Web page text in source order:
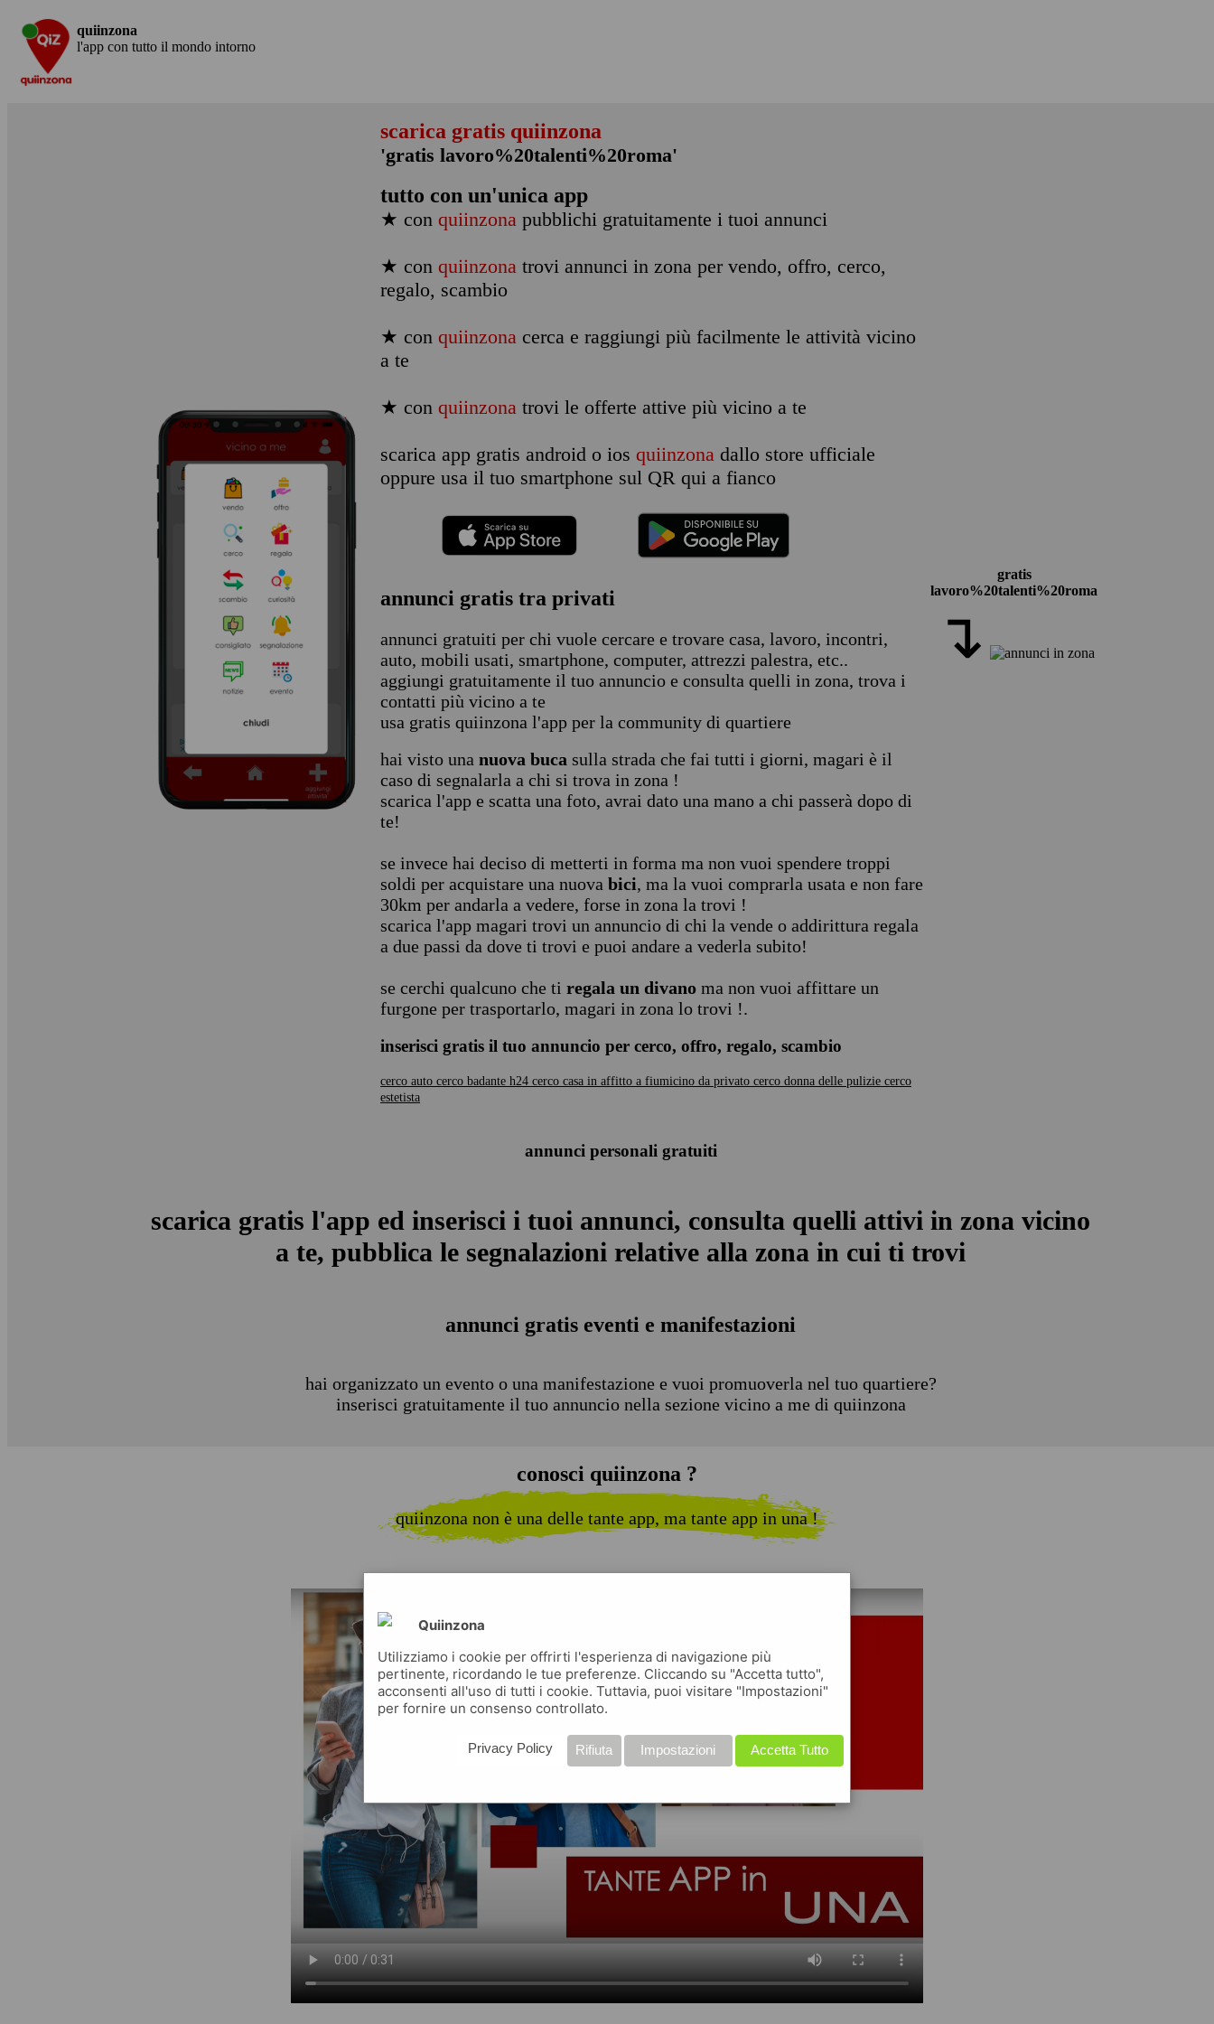
quiinzona
l'app con tutto il mondo intorno
scarica gratis quiinzona
'gratis lavoro%20talenti%20roma'
tutto con un'unica app
★ con quiinzona pubblichi gratuitamente i tuoi annunci
★ con quiinzona trovi annunci in zona per vendo, offro, cerco,
regalo, scambio
★ con quiinzona cerca e raggiungi più facilmente le attività vicino
a te
★ con quiinzona trovi le offerte attive più vicino a te
scarica app gratis android o ios quiinzona dallo store ufficiale
oppure usa il tuo smartphone sul QR qui a fianco
annunci gratis tra privati
annunci gratuiti per chi vuole cercare e trovare casa, lavoro, incontri,
auto, mobili usati, smartphone, computer, attrezzi palestra, etc..
aggiungi gratuitamente il tuo annuncio e consulta quelli in zona, trova i
contatti più vicino a te
usa gratis quiinzona l'app per la community di quartiere
hai visto una nuova buca sulla strada che fai tutti i giorni, magari è il
caso di segnalarla a chi si trova in zona !
scarica l'app e scatta una foto, avrai dato una mano a chi passerà dopo di
te!
se invece hai deciso di metterti in forma ma non vuoi spendere troppi
soldi per acquistare una nuova bici, ma la vuoi comprarla usata e non fare
30km per andarla a vedere, forse in zona la trovi !
scarica l'app magari trovi un annuncio di chi la vende o addirittura regala
a due passi da dove ti trovi e puoi andare a vederla subito!
se cerchi qualcuno che ti regala un divano ma non vuoi affittare un
furgone per trasportarlo, magari in zona lo trovi !.
inserisci gratis il tuo annuncio per cerco, offro, regalo, scambio
cerco auto cerco badante h24 cerco casa in affitto a fiumicino da privato cerco donna delle pulizie cerco
estetista
gratis
lavoro%20talenti%20roma
↴
annunci personali gratuiti
scarica gratis l'app ed inserisci i tuoi annunci, consulta quelli attivi in zona vicino
a te, pubblica le segnalazioni relative alla zona in cui ti trovi
annunci gratis eventi e manifestazioni
hai organizzato un evento o una manifestazione e vuoi promuoverla nel tuo quartiere?
inserisci gratuitamente il tuo annuncio nella sezione vicino a me di quiinzona
conosci quiinzona ?
quiinzona non è una delle tante app, ma tante app in una !
Quiinzona
Utilizziamo i cookie per offrirti l'esperienza di navigazione più
pertinente, ricordando le tue preferenze. Cliccando su "Accetta tutto",
acconsenti all'uso di tutti i cookie. Tuttavia, puoi visitare "Impostazioni"
per fornire un consenso controllato.
Accetta Tutto
Impostazioni
Rifiuta
Privacy Policy